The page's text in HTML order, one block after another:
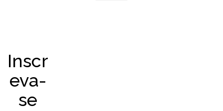
Inscr
eva-
se